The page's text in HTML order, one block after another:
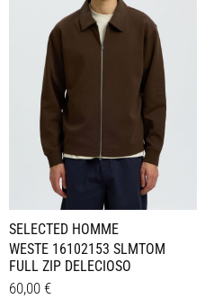
Varianten
auf.
Die
Optionen
können
auf
Produktseite
gewählt
werden
SELECTED HOMME
WESTE 16102153 SLMTOM
FULL ZIP DELECIOSO
60,00 €